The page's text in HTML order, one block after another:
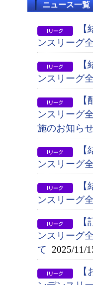
ニュース一覧
ンスリーグ
ンスリーグ
ンスリーグ
施のお知らせ
ンスリーグ
ンスリーグ
ンスリーグ
て 2025/11/